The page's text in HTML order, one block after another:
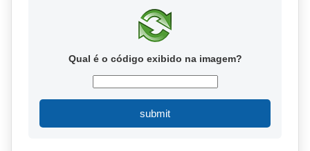
Qual é o código exibido na imagem?
submit